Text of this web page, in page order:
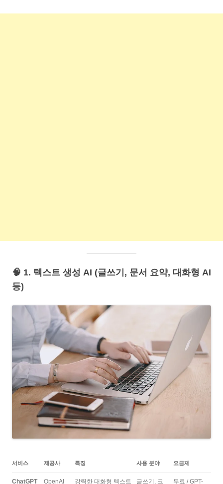
🧠 1. 텍스트 생성 AI (글쓰기, 문서 요약, 대화형 AI
등)
서비스 제공사 특징 사용 분야 요금제
ChatGPT OpenAI
강력한 대화형 텍스트
글쓰기, 코
무료 / GPT-